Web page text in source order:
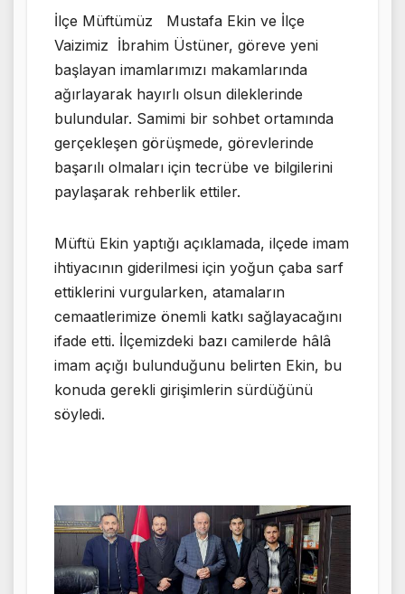
İlçe Müftümüz Mustafa Ekin ve İlçe
Vaizimiz İbrahim Üstüner, göreve yeni
başlayan imamlarımızı makamlarında
ağırlayarak hayırlı olsun dileklerinde
bulundular. Samimi bir sohbet ortamında
gerçekleşen görüşmede, görevlerinde
başarılı olmaları için tecrübe ve bilgilerini
paylaşarak rehberlik ettiler.
Müftü Ekin yaptığı açıklamada, ilçede imam
ihtiyacının giderilmesi için yoğun çaba sarf
ettiklerini vurgularken, atamaların
cemaatlerimize önemli katkı sağlayacağını
ifade etti. İlçemizdeki bazı camilerde hâlâ
imam açığı bulunduğunu belirten Ekin, bu
konuda gerekli girişimlerin sürdüğünü
söyledi.